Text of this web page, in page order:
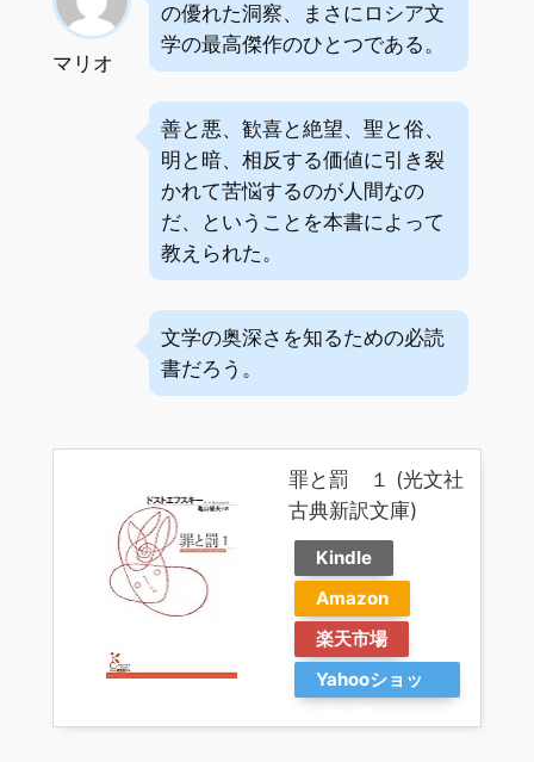
マリオ
の優れた洞察、まさにロシア文
学の最高傑作のひとつである。
善と悪、歓喜と絶望、聖と俗、
明と暗、相反する価値に引き裂
かれて苦悩するのが人間なの
だ、ということを本書によって
教えられた。
文学の奥深さを知るための必読
書だろう。
罪と罰 １ (光文社
古典新訳文庫)
Kindle
Amazon
楽天市場
Yahooショッ